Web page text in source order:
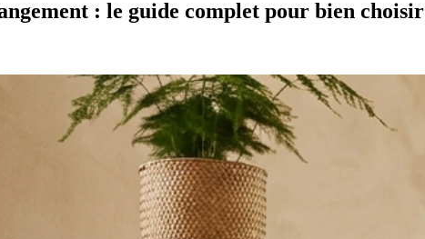
: le guide complet pour bien choisir